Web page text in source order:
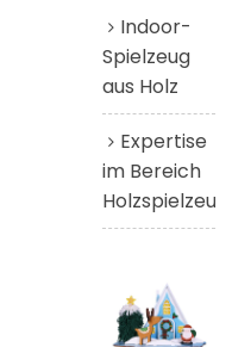
Indoor-
Spielzeug
aus Holz
Expertise
im Bereich
Holzspielzeug